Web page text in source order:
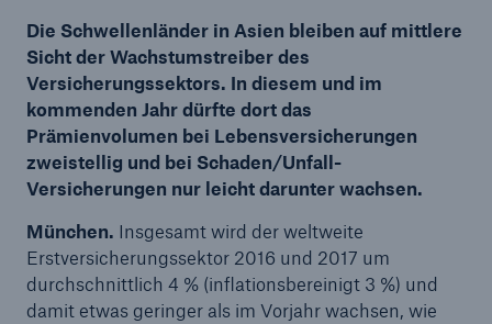
Die Schwellenländer in Asien bleiben auf mittlere
Sicht der Wachstumstreiber des
Versicherungssektors. In diesem und im
kommenden Jahr dürfte dort das
Prämienvolumen bei Lebensversicherungen
zweistellig und bei Schaden/Unfall-
Versicherungen nur leicht darunter wachsen.
München. Insgesamt wird der weltweite
Erstversicherungssektor 2016 und 2017 um
durchschnittlich 4 % (inflationsbereinigt 3 %) und
damit etwas geringer als im Vorjahr wachsen, wie
Our expert perspective for insurance